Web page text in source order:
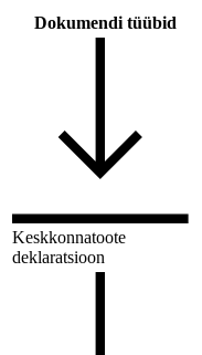
Dokumendi tüübid
Keskkonnatoote
deklaratsioon